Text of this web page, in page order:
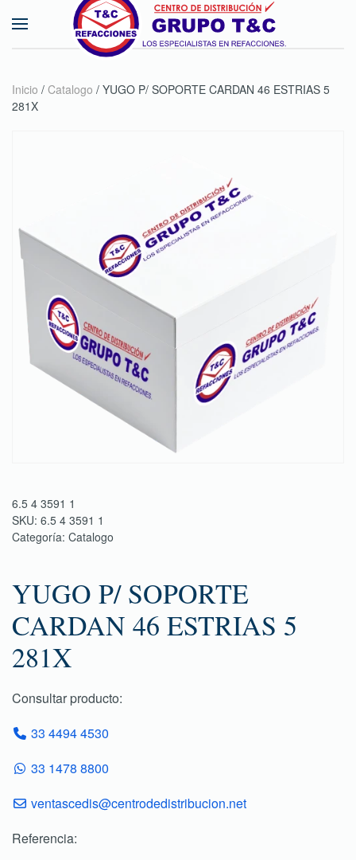
Skip to main content
Inicio / Catalogo / YUGO P/ SOPORTE CARDAN 46 ESTRIAS 5
281X
6.5 4 3591 1
SKU: 6.5 4 3591 1
Categoría: Catalogo
YUGO P/ SOPORTE
CARDAN 46 ESTRIAS 5
281X
Consultar producto:
33 4494 4530
33 1478 8800
ventascedis@centrodedistribucion.net
Referencia: